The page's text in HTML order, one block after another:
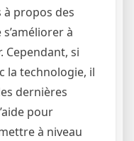
à propos des
à
Cependant, si
la technologie, il
dernières
pour
à niveau